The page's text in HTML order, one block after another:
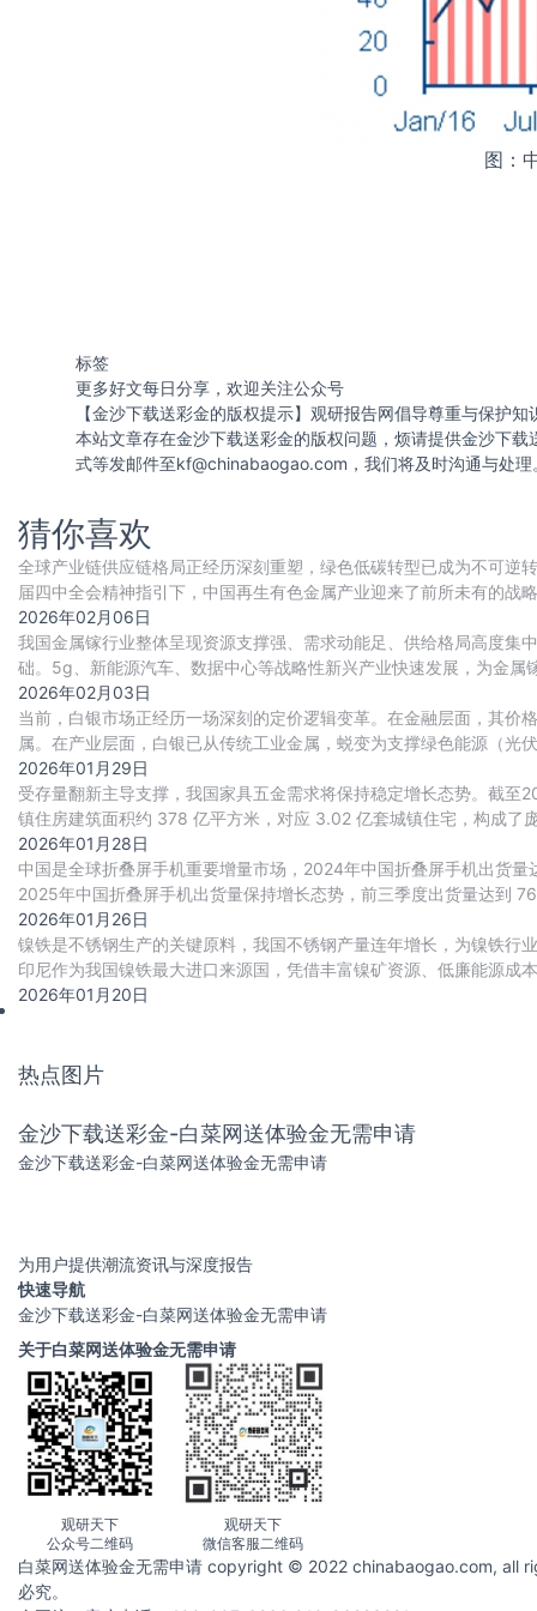
图：
标签
更多好文每日分享，欢迎关注公众号
【金沙下载送彩金的版权提示】观研报告网倡导尊重与保护
本站文章存在金沙下载送彩金的版权问题，烦请提供金沙下
式等发邮件至kf@chinabaogao.com ，我们将及时沟通与处理
猜你喜欢
全球产业链供应链格局正经历深刻重塑，绿色低碳转型已成为不可逆
届四中全会精神指引下，中国再生有色金属产业迎来了前所未有的战
地位。根据有色金属协会和再生金属分会的
2026年02月06日
我国金属镓行业整体呈现资源支撑强、需求动能足、供给格局高度集
础。5g、新能源汽车、数据中心等战略性新兴产业快速发展，为金
逐步回暖。此外，行业技术等壁垒高企，供给高
2026年02月03日
当前，白银市场正经历一场深刻的定价逻辑变革。在金融层面，其
属。在产业层面，白银已从传统工业金属，蜕变为支撑绿色能源（
长期增长曲线。市场供需因此步入持续短缺的新格
2026年01月29日
受存量翻新主导支撑，我国家具五金需求将保持稳定增长态势。截
镇住房建筑面积约 378 亿平方米，对应 3.02 亿套城镇住宅，构成了
2026年01月28日
中国是全球折叠屏手机重要增量市场，2024年中国折叠屏手机出货
2025年中国折叠屏手机出货量保持增长态势，前三季度出货量达到
导，其中蓝
2026年01月26日
镍铁是不锈钢生产的关键原料，我国不锈钢产量连年增长，为镍铁行
印尼作为我国镍铁最大进口来源国，凭借丰富镍矿资源、低廉能源
引发供需缺口，推动镍铁进口价格回升，进而传
2026年01月20日
热点图片
金沙下载送彩金-白菜网送体验金无需申请
金沙下载送彩金-白菜网送体验金无需申请
为用户提供潮流资讯与深度报告
快速导航
金沙下载送彩金-白菜网送体验金无需申请
关于白菜网送体验金无需申请
观研天下
公众号二维码
观研天下
微信客服二维码
白菜网送体验金无需申请 copyright © 2022 chinabaogao.com, all
必究。